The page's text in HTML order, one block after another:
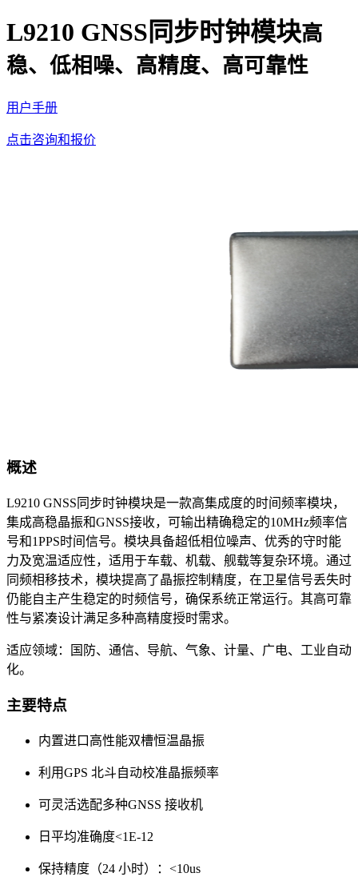
L9210 GNSS同步时钟模块高
稳、低相噪、高精度、高可靠性
用户手册
点击咨询和报价
概述
L9210 GNSS同步时钟模块是一款高集成度的时间频率模块，
集成高稳晶振和GNSS接收，可输出精确稳定的10MHz频率信
号和1PPS时间信号。模块具备超低相位噪声、优秀的守时能
力及宽温适应性，适用于车载、机载、舰载等复杂环境。通过
同频相移技术，模块提高了晶振控制精度，在卫星信号丢失时
仍能自主产生稳定的时频信号，确保系统正常运行。其高可靠
性与紧凑设计满足多种高精度授时需求。
适应领域：国防、通信、导航、气象、计量、广电、工业自动
化。
主要特点
内置进口高性能双槽恒温晶振
利用GPS 北斗自动校准晶振频率
可灵活选配多种GNSS 接收机
日平均准确度<1E-12
保持精度（24 小时）：<10us